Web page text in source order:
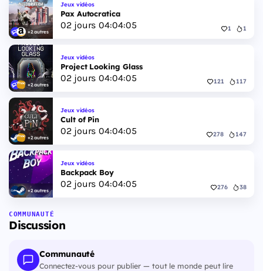
+2 autres
Jeux vidéos
Pax Autocratica
02jours 04:04:04 1 1
+2 autres
Jeux vidéos
Project Looking Glass
02jours 04:04:04 121 117
+2 autres
Jeux vidéos
Cult of Pin
02jours 04:04:04 278 147
+2 autres
Jeux vidéos
Backpack Boy
02jours 04:04:04 276 38
COMMUNAUTÉ
Discussion
Communauté
Connectez-vous pour publier — tout le monde peut lire